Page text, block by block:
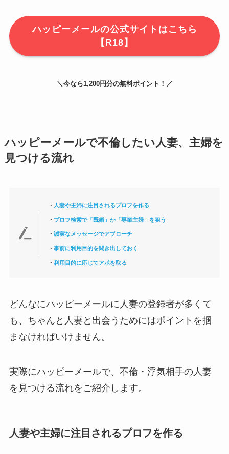
ハッピーメールの公式サイトはこちら
【R18】
＼今なら1,200円分の無料ポイント！／
ハッピーメールで不倫したい人妻、主婦を
見つける流れ
・ 人妻や主婦に注目されるプロフを作る
・ プロフ検索で「既婚」か「専業主婦」を狙う
・誠実なメッセージでアプローチ
・事前に利用目的を聞き出しておく
・利用目的に応じてアポを取る
どんなにハッピーメールに人妻の登録者が多くて
も、ちゃんと人妻と出会うためにはポイントを掴
まなければいけません。
実際にハッピーメールで、不倫・浮気相手の人妻
を見つける流れをご紹介します。
人妻や主婦に注目されるプロフを作る